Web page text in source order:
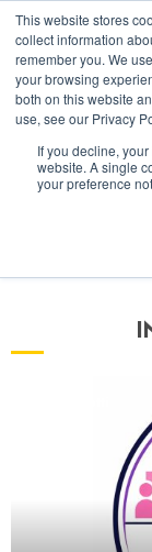
This website stores
collect information
remember you. We
your browsing
both on this website
use, see our Privacy
If you decline,
website. A single
your preference
Vai
contenuto